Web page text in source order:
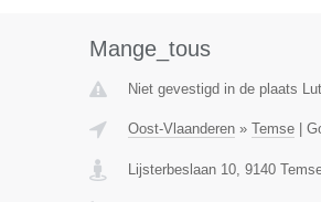
Mange_tous
Niet gevestigd in de plaats
Oost-Vlaanderen» Temse|
Lijsterbeslaan 10, 9140